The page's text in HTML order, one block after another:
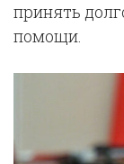
принять
помощи.